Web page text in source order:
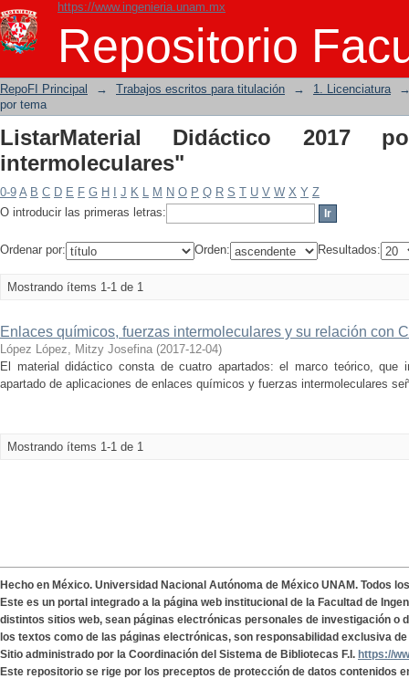
https://www.ingenieria.unam.mx
Repositorio
ListarMaterial Didáctico 2017 por
RepoFI Principal → Trabajos escritos para titulación → 1. Licenciatura
por tema
ListarMaterial Didáctico 2017
intermoleculares"
0-9 A B C D E F G H J K L M N O P Q R S T U V W X Y Z
O introducir las primeras letras:
Ordenar por: Orden: Resultados:
Mostrando ítems 1-1 de 1
Enlaces químicos, fuerzas intermoleculares y su relación con
López López, Mitzy Josefina (2017-12-04)
El material didáctico consta de cuatro apartados: el marco teórico, que
apartado de aplicaciones de enlaces químicos y fuerzas intermoleculares
Mostrando ítems 1-1 de 1
Hecho en México. Universidad Nacional Autónoma de México UNAM. Todos
Este es un portal integrado a la página web institucional de la Facultad de
distintos sitios web, sean páginas electrónicas personales de investigación o
los textos como de las páginas electrónicas, son responsabilidad exclusiva
Sitio administrado por la Coordinación del Sistema de Bibliotecas F.I. https://
Este repositorio se rige por los preceptos de protección de datos contenidos